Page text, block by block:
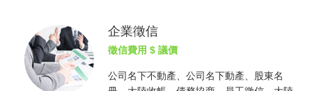
企業徵信
徵信費用 $ 議價
公司名下不動產、公司名下動產、股東名